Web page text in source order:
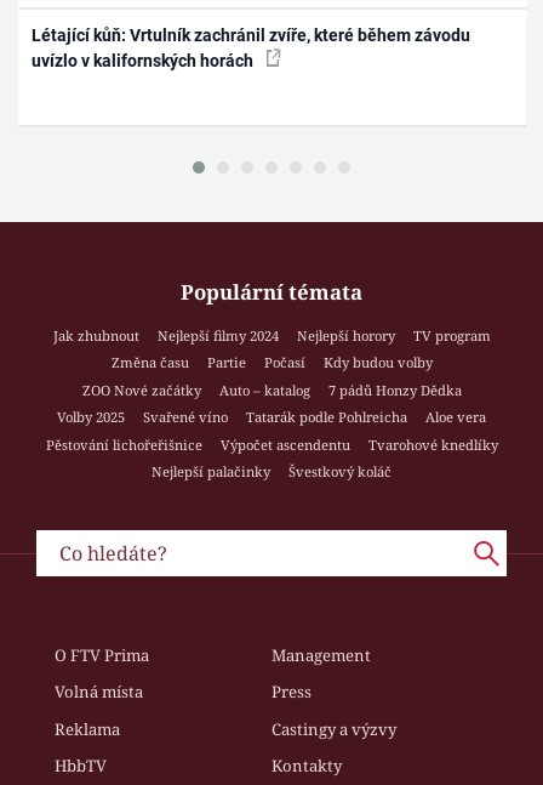
Létající kůň: Vrtulník zachránil zvíře, které během závodu
uvízlo v kalifornských horách
Populární témata
Jak zhubnout Nejlepší filmy 2024 Nejlepší horory
TV program
Změna času
Partie Počasí
Kdy budou volby
ZOO Nové začátky
Auto – katalog
7 pádů Honzy Dědka
Volby 2025
Svařené víno Tatarák podle Pohlreicha
Aloe vera
Pěstování lichořeřišnice
Výpočet ascendentu
Tvarohové knedlíky
Nejlepší palačinky
Švestkový koláč
O FTV Prima
Management
Volná místa
Press
Reklama
Castingy a výzvy
HbbTV
Kontakty